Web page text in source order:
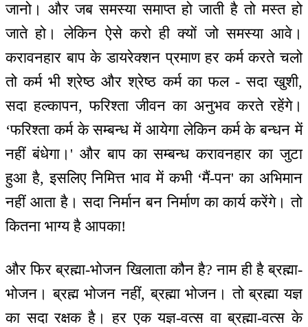
जानो। और जब समस्या समाप्त हो जाती है तो मस्त हो
जाते हो। लेकिन ऐसे करो ही क्यों जो समस्या आवे।
करावनहार बाप के डायरेक्शन प्रमाण हर कर्म करते चलो
तो कर्म भी श्रेष्ठ और श्रेष्ठ कर्म का फल - सदा खुशी,
सदा हल्कापन, फरिश्ता जीवन का अनुभव करते रहेंगे।
‘फरिश्ता कर्म के सम्बन्ध में आयेगा लेकिन कर्म के बन्धन में
नहीं बंधेगा।' और बाप का सम्बन्ध करावनहार का जुटा
हुआ है, इसलिए निमित्त भाव में कभी ‘मैं-पन' का अभिमान
नहीं आता है। सदा निर्मान बन निर्माण का कार्य करेंगे। तो
कितना भाग्य है आपका!
और फिर ब्रह्मा-भोजन खिलाता कौन है? नाम ही है ब्रह्मा-
भोजन। ब्रह्म भोजन नहीं, ब्रह्मा भोजन। तो ब्रह्मा यज्ञ
का सदा रक्षक है। हर एक यज्ञ-वत्स वा ब्रह्मा-वत्स के